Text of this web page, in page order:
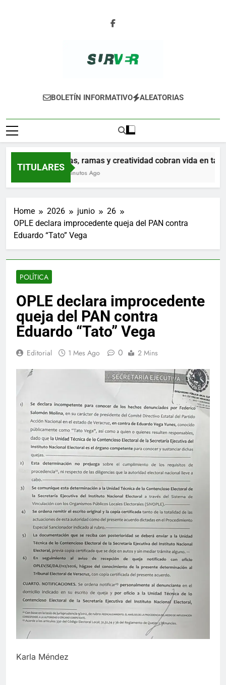
SURVER
BOLETÍN INFORMATIVO ALEATORIAS
TITULARES
Hojas, ramas y creatividad cobran vida en
27 Minutos Ago
Home 2026 junio
26
OPLE declara improcedente queja del PAN contra
Eduardo “Tato” Vega
POLÍTICA
OPLE declara improcedente
queja del PAN contra
Eduardo “Tato” Vega
Editorial 1 Mes Ago 0 2 Mins
Karla Méndez